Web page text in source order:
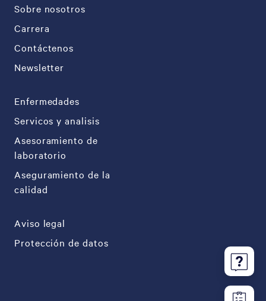
Sobre nosotros
Carrera
Contáctenos
Newsletter
Enfermedades
Servicos y analisis
Asesoramiento de
laboratorio
Aseguramiento de la
calidad
Aviso legal
Protección de datos